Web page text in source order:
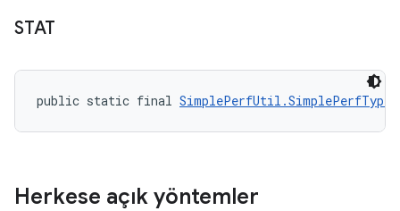
STAT
public static final SimplePerfUtil.SimplePerfType
Herkese açık yöntemler